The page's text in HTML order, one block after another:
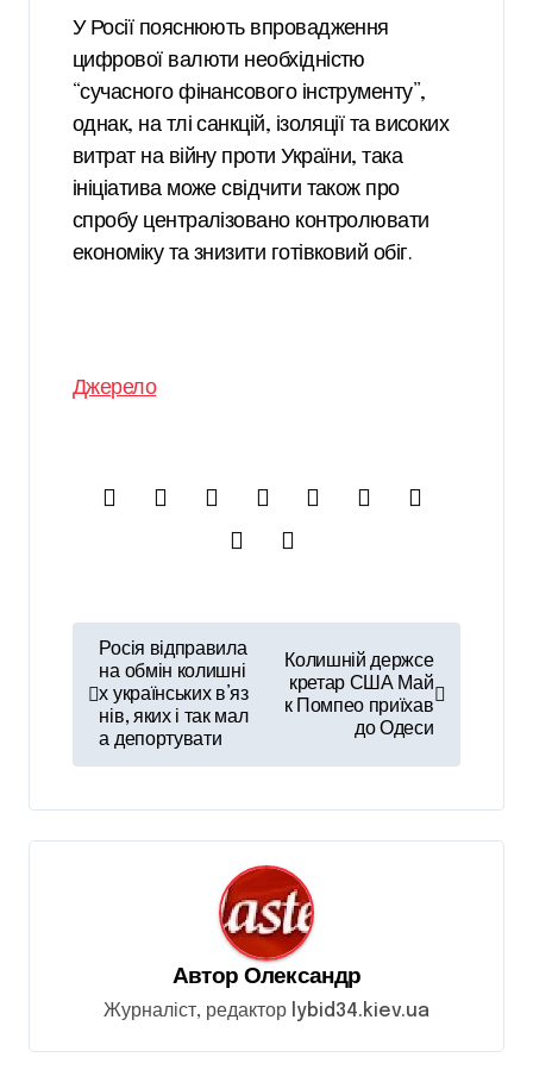
У Росії пояснюють впровадження
цифрової валюти необхідністю
“сучасного фінансового інструменту”,
однак, на тлі санкцій, ізоляції та високих
витрат на війну проти України, така
ініціатива може свідчити також про
спробу централізовано контролювати
економіку та знизити готівковий обіг.
Джерело
і
а
Росія відправила
на обмін колишні
х українських в’яз
нів, яких і так мал
а депортувати
Колишній держсе
кретар США Май
к Помпео приїхав
до Одеси
Автор Олександр
Журналіст, редактор lybid34.kiev.ua